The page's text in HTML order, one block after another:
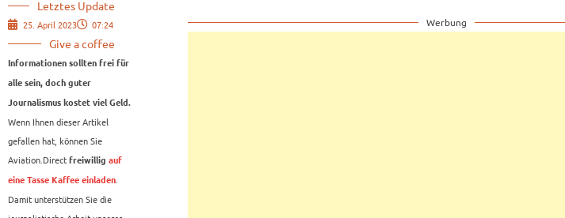
Letztes Update
25. April 2023 07:24
Give a coffee
Informationen sollten frei für
alle sein, doch guter
Journalismus kostet viel Geld.
Wenn Ihnen dieser Artikel
gefallen hat, können Sie
Aviation.Direct freiwillig auf
eine Tasse Kaffee einladen.
Damit unterstützen Sie die
Werbung